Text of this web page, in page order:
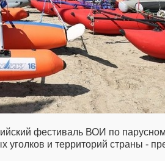
фестиваль ВОИ по
уголков и территорий страны -